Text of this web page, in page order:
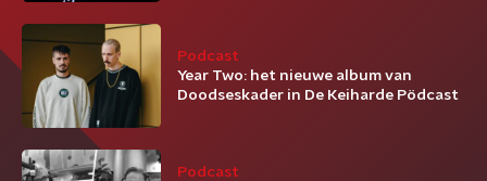
Podcast
Year Two: het nieuwe album van
Doodseskader in De Keiharde Pödcast
Podcast